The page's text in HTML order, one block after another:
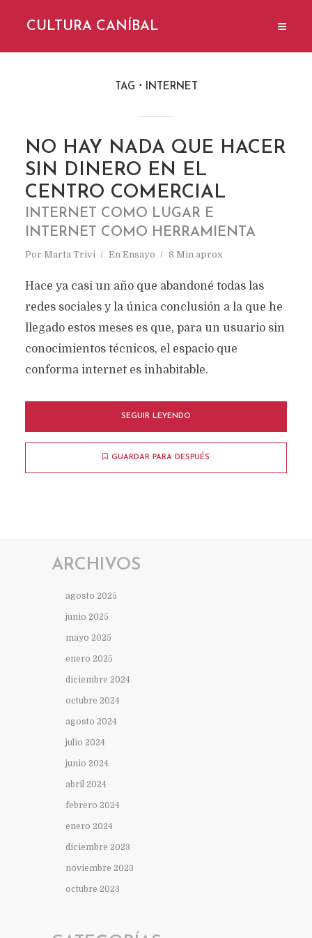
CULTURA CANÍBAL
TAG INTERNET
NO HAY NADA QUE HACER
SIN DINERO EN EL
CENTRO COMERCIAL
INTERNET COMO LUGAR E
INTERNET COMO HERRAMIENTA
Por Marta Trivi En Ensayo 8 Min aprox
Hace ya casi un año que abandoné todas las
redes sociales y la única conclusión a la que he
llegado estos meses es que, para un usuario sin
conocimientos técnicos, el espacio que
conforma internet es inhabitable.
SEGUIR LEYENDO
GUARDAR PARA DESPUÉS
ARCHIVOS
agosto 2025
junio 2025
mayo 2025
enero 2025
diciembre 2024
octubre 2024
agosto 2024
julio 2024
junio 2024
abril 2024
febrero 2024
enero 2024
diciembre 2023
noviembre 2023
octubre 2023